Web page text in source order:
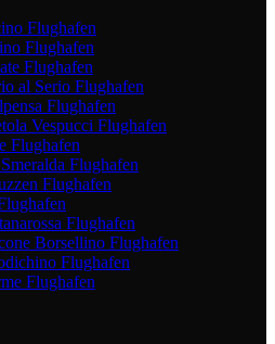
Flughafen
Flughafen
Flughafen
al Serio Flughafen
Flughafen
Vespucci Flughafen
Flughafen
Flughafen
Flughafen
Flughafen
Borsellino Flughafen
Flughafen
Flughafen